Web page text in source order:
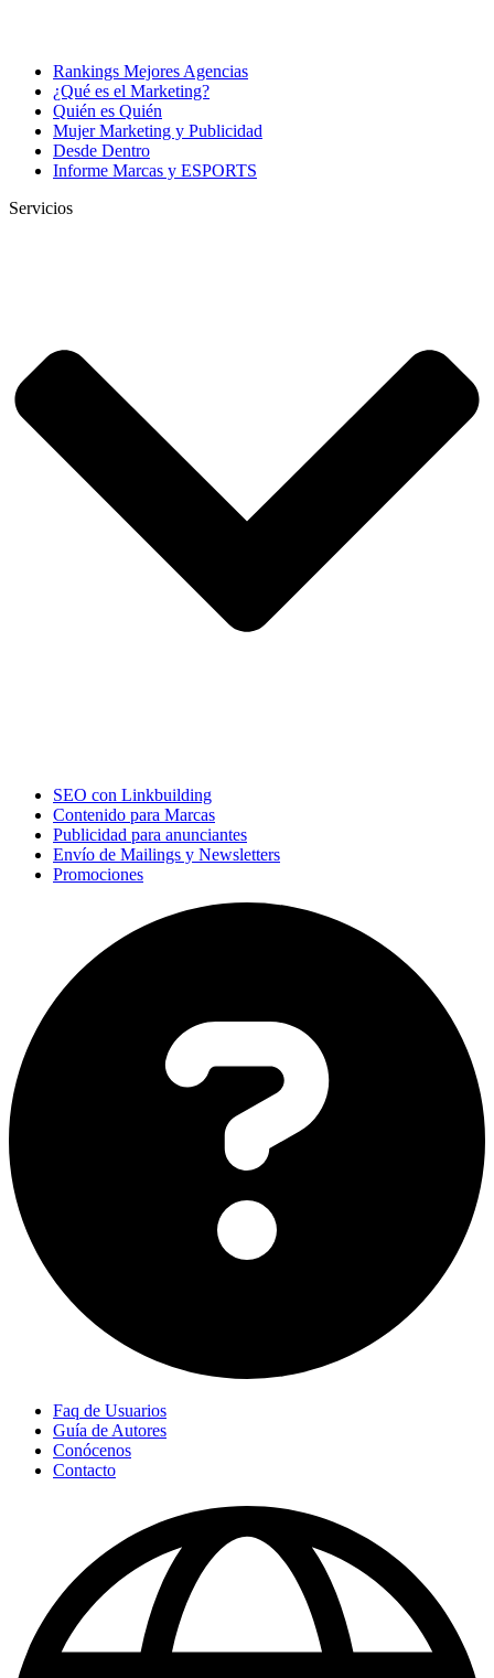
Rankings Mejores Agencias
¿Qué es el Marketing?
Quién es Quién
Mujer Marketing y Publicidad
Desde Dentro
Informe Marcas y ESPORTS
Servicios
SEO con Linkbuilding
Contenido para Marcas
Publicidad para anunciantes
Envío de Mailings y Newsletters
Promociones
Faq de Usuarios
Guía de Autores
Conócenos
Contacto